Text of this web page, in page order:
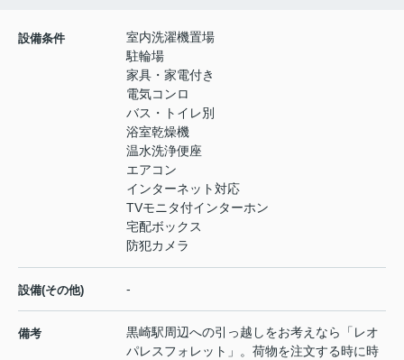
設備条件
室内洗濯機置場
駐輪場
家具・家電付き
電気コンロ
バス・トイレ別
浴室乾燥機
温水洗浄便座
エアコン
インターネット対応
TVモニタ付インターホン
宅配ボックス
防犯カメラ
設備(その他) -
備考
黒崎駅周辺への引っ越しをお考えなら「レオ
パレスフォレット」。荷物を注文する時に時